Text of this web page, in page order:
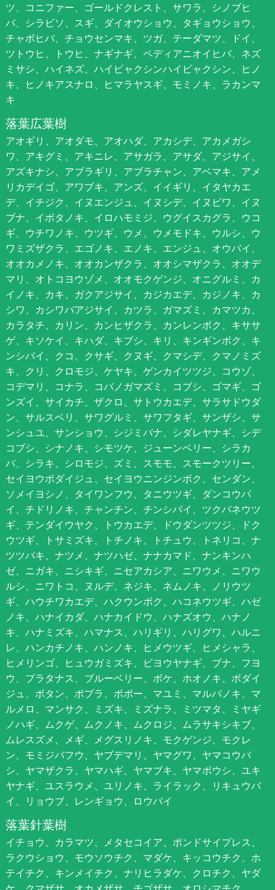
ツ、コニファー、ゴールドクレスト、サワラ、シノブヒ
バ、シラビソ、スギ、ダイオウショウ、タギョウショウ、
チャボヒバ、チョウセンマキ、ツガ、テーダマツ、ドイ、
ツトウヒ、トウヒ、ナギナギ、ペディアニオイヒバ、ネズ
ミサシ、ハイネズ、ハイビャクシンハイビャクシン、ヒノ
キ、ヒノキアスナロ、ヒマラヤスギ、モミノキ、ラカンマ
キ
落葉広葉樹
アオギリ、アオダモ、アオハダ、アカシデ、アカメガシ
ワ、アキグミ、アキニレ、アサガラ、アサダ、アジサイ、
アズキナシ、アブラギリ、アブラチャン、アベマキ、アメ
リカデイゴ、アワブキ、アンズ、イイギリ、イタヤカエ
デ、イチジク、イヌエンジュ、イヌシデ、イヌビワ、イヌ
ブナ、イボタノキ、イロハモミジ、ウグイスカグラ、ウコ
ギ、ウチワノキ、ウツギ、ウメ、ウメモドキ、ウルシ、ウ
ワミズザクラ、エゴノキ、エノキ、エンジュ、オウバイ、
オオカメノキ、オオカンザクラ、オオシマザクラ、オオデ
マリ、オトコヨウゾメ、オオモクゲンジ、オニグルミ、カ
イノキ、カキ、ガクアジサイ、カジカエデ、カジノキ、カ
シワ、カシワバアジサイ、カツラ、ガマズミ、カマツカ、
カラタチ、カリン、カンヒザクラ、カンレンボク、キササ
ゲ、キソケイ、キハダ、キブシ、キリ、キンギンボク、キ
ンシバイ、クコ、クサギ、クヌギ、クマシデ、クマノミズ
キ、クリ、クロモジ、ケヤキ、ゲンカイツツジ、コウゾ、
コデマリ、コナラ、コバノガマズミ、コブシ、ゴマギ、ゴ
ンズイ、サイカチ、ザクロ、サトウカエデ、サラサドウダ
ン、サルスベリ、サワグルミ、サワフタギ、サンザシ、サ
ンシュユ、サンショウ、シジミバナ、シダレヤナギ、シデ
コブシ、シナノキ、シモツケ、ジューンベリー、シラカ
バ、シラキ、シロモジ、ズミ、スモモ、スモークツリー、
セイヨウボダイジュ、セイヨウニンジンボク、センダン、
ソメイヨシノ、タイワンフウ、タニウツギ、ダンコウバ
イ、チドリノキ、チャンチン、チンシバイ、ツクバネウツ
ギ、テンダイウヤク、トウカエデ、ドウダンツツジ、ドク
ウツギ、トサミズキ、トチノキ、トチュウ、トネリコ、ナ
ツツバキ、ナツメ、ナツハゼ、ナナカマド、ナンキンハ
ゼ、ニガキ、ニシキギ、ニセアカシア、ニワウメ、ニワウ
ルシ、ニワトコ、ヌルデ、ネジキ、ネムノキ、ノリウツ
ギ、ハウチワカエデ、ハクウンボク、ハコネウツギ、ハゼ
ノキ、ハナイカダ、ハナカイドウ、ハナズオウ、ハナノ
キ、ハナミズキ、ハマナス、ハリギリ、ハリグワ、ハルニ
レ、ハンカチノキ、ハンノキ、ヒメウツギ、ヒメシャラ、
ヒメリンゴ、ヒュウガミズキ、ビヨウヤナギ、ブナ、フヨ
ウ、プラタナス、ブルーベリー、ボケ、ホオノキ、ボダイ
ジュ、ボタン、ポプラ、ポポー、マユミ、マルバノキ、マ
ルメロ、マンサク、ミズキ、ミズナラ、ミツマタ、ミヤギ
ノハギ、ムクゲ、ムクノキ、ムクロジ、ムラサキシキブ、
ムレスズメ、メギ、メグスリノキ、モクゲンジ、モクレ
ン、モミジバフウ、ヤブデマリ、ヤマグワ、ヤマコウバ
シ、ヤマザクラ、ヤマハギ、ヤマブキ、ヤマボウシ、ユキ
ヤナギ、ユスラウメ、ユリノキ、ライラック、リキュウバ
イ、リョウブ、レンギョウ、ロウバイ
落葉針葉樹
イチョウ、カラマツ、メタセコイア、ポンドサイプレス、
ラクウショウ、モウソウチク、マダケ、キッコウチク、ホ
テイチク、キンメイチク、ナリヒラダケ、クロチク、ヤダ